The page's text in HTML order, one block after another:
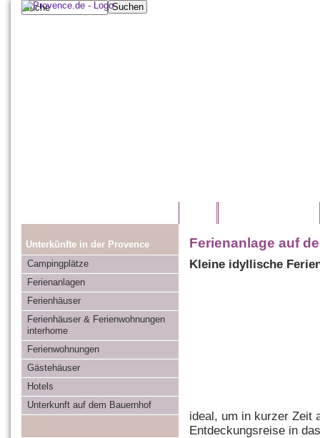
Unterkünfte in der Provence
Campingplätze
Ferienanlagen
Ferienhäuser
Ferienhäuser & Ferienwohnungen
interhome
Ferienwohnungen
Gästehäuser
Hotels
Unterkunft auf dem Bauernhof
Ferienanlage auf
Kleine idyllische
ideal, um in kurzer Zeit
Entdeckungsreise in